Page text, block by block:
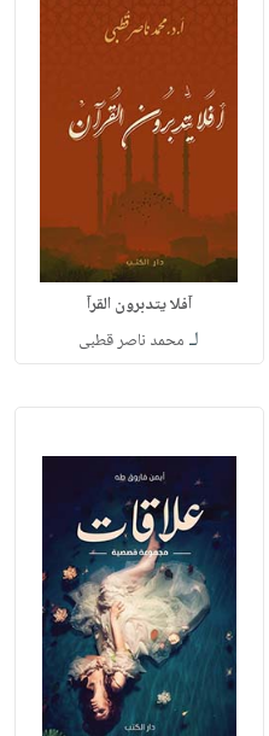
آفلا يتدبرون القرآ
لـ محمد ناصر قطبى